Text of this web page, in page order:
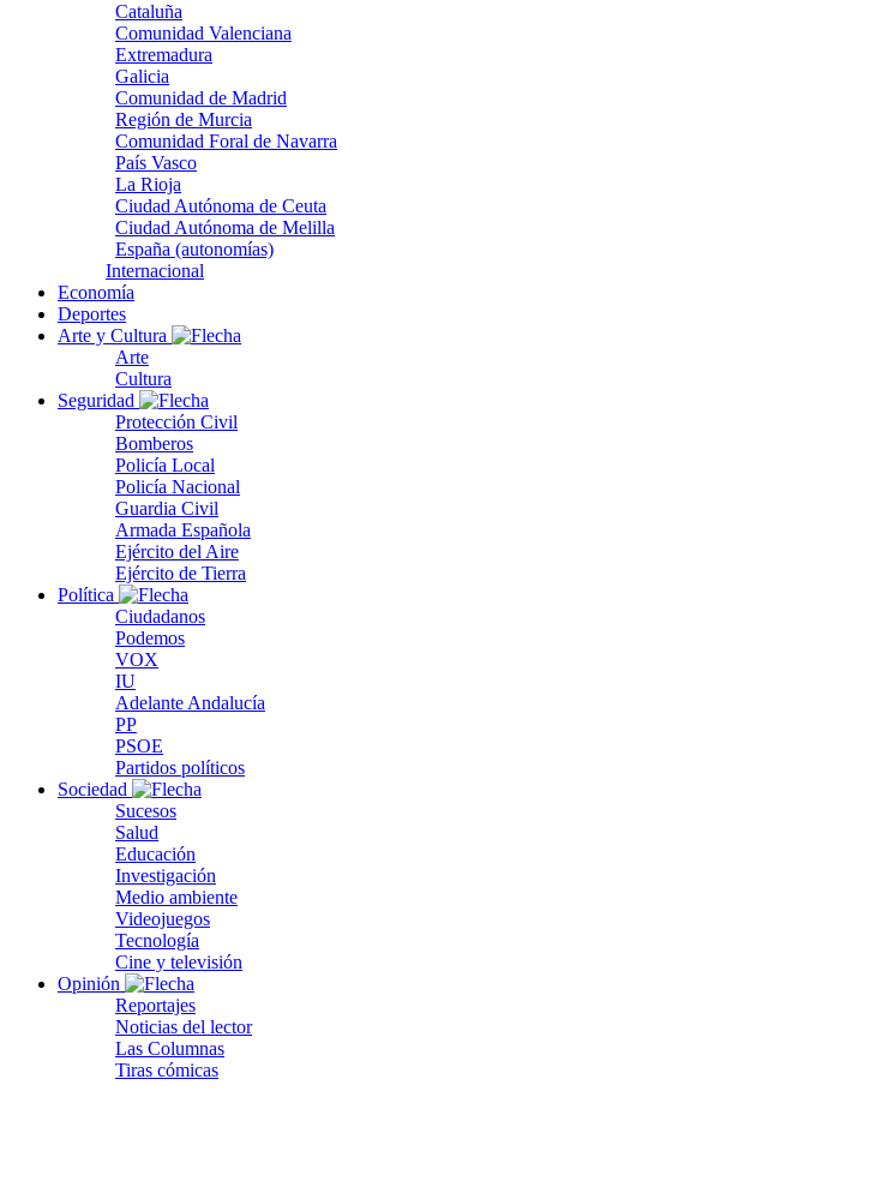
Cataluña
Comunidad Valenciana
Extremadura
Galicia
Comunidad de Madrid
Región de Murcia
Comunidad Foral de Navarra
País Vasco
La Rioja
Ciudad Autónoma de Ceuta
Ciudad Autónoma de Melilla
España (autonomías)
Internacional
Economía
Deportes
Arte y Cultura
Arte
Cultura
Seguridad
Protección Civil
Bomberos
Policía Local
Policía Nacional
Guardia Civil
Armada Española
Ejército del Aire
Ejército de Tierra
Política
Ciudadanos
Podemos
VOX
IU
Adelante Andalucía
PP
PSOE
Partidos políticos
Sociedad
Sucesos
Salud
Educación
Investigación
Medio ambiente
Videojuegos
Tecnología
Cine y televisión
Opinión
Reportajes
Noticias del lector
Las Columnas
Tiras cómicas